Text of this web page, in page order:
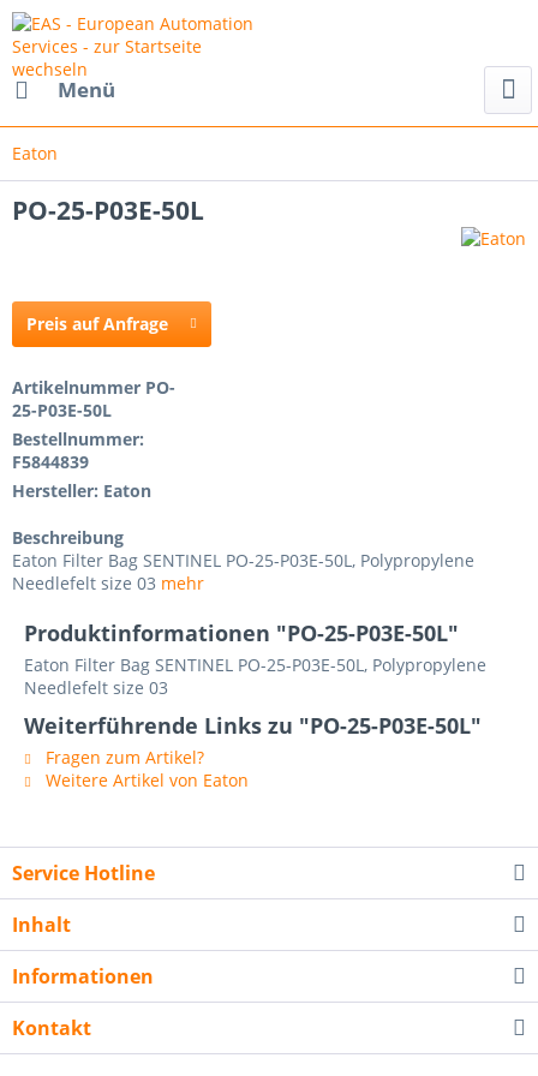
Menü
Eaton
PO-25-P03E-50L
Preis auf Anfrage
Artikelnummer PO-
25-P03E-50L
Bestellnummer:
F5844839
Hersteller: Eaton
Beschreibung
Eaton Filter Bag SENTINEL PO-25-P03E-50L, Polypropylene
Needlefelt size 03 mehr
Produktinformationen "PO-25-P03E-50L"
Eaton Filter Bag SENTINEL PO-25-P03E-50L, Polypropylene
Needlefelt size 03
Weiterführende Links zu "PO-25-P03E-50L"
Fragen zum Artikel?
Weitere Artikel von Eaton
Service Hotline
Inhalt
Informationen
Kontakt